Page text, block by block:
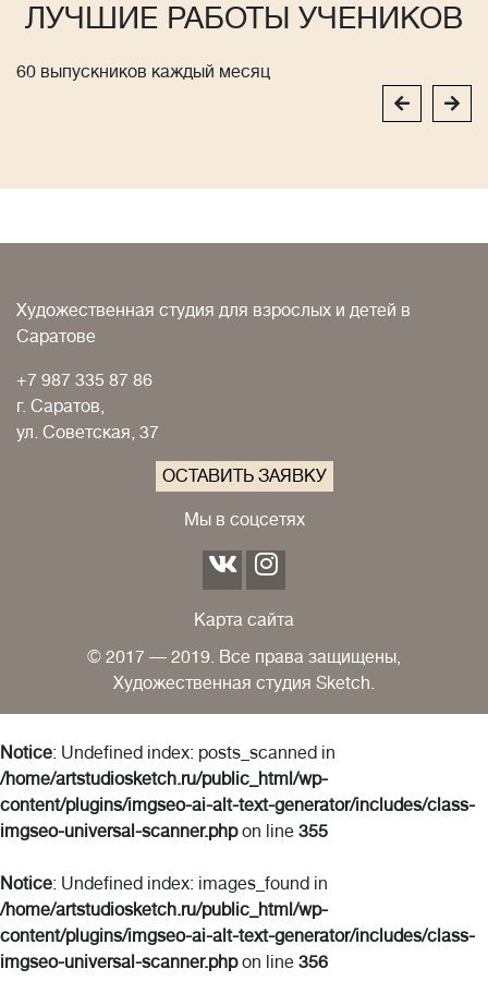
ЛУЧШИЕ РАБОТЫ УЧЕНИКОВ
60 выпускников каждый месяц
Художественная студия для взрослых и детей в
Саратове
+7 987 335 87 86
г. Саратов,
ул. Советская, 37
ОСТАВИТЬ ЗАЯВКУ
Мы в соцсетях
Карта сайта
© 2017 — 2019. Все права защищены,
Художественная студия Sketch.
Notice: Undefined index: posts_scanned in
/home/artstudiosketch.ru/public_html/wp-
content/plugins/imgseo-ai-alt-text-generator/includes/class-
imgseo-universal-scanner.phpon line 355
Notice: Undefined index: images_found in
/home/artstudiosketch.ru/public_html/wp-
content/plugins/imgseo-ai-alt-text-generator/includes/class-
imgseo-universal-scanner.phpon line 356